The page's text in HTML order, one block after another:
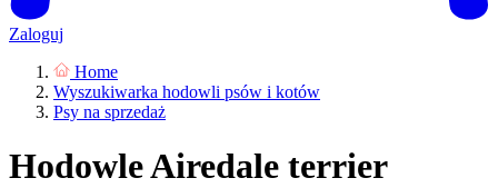
Zaloguj
Home
Wyszukiwarka hodowli psów i kotów
Psy na sprzedaż
Hodowle Airedale terrier